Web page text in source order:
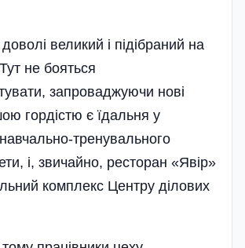
великий і піді­браний на
не боятьс­я
за­прова­джуючи нові
гордістю є їдальня у
тренувального
і, звичайно­, ресторан «Явір»
комплекс Центру ділових